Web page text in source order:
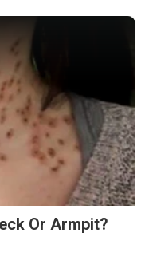
Or Armpit?